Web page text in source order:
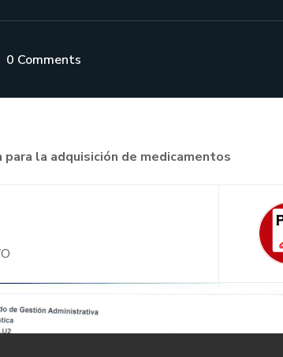
0 Comments
la adquisición de medicamentos